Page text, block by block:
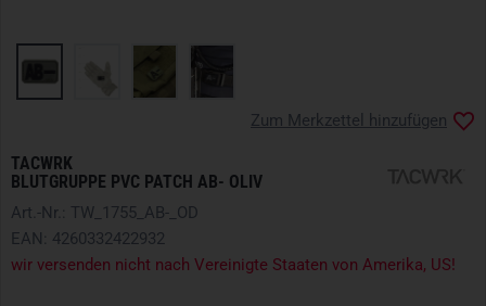
TACWRK
BLUTGRUPPE PVC PATCH AB- OLIV
Zum Merkzettel hinzufügen
Art.-Nr.: TW_1755_AB-_OD
EAN: 4260332422932
wir versenden nicht nach Vereinigte Staaten von Amerika, US!